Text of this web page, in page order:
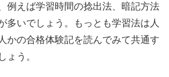
例えば学習時間の捻出法、暗記方法
多いでしょう。もっとも学習法は人
かの合格体験記を読んでみて共通す
ょう。